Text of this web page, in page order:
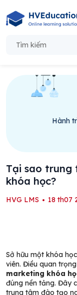
Hành
Tại sao trung
khóa học?
HVG LMS 18 th07
Sở hữu một khóa
viên. Điều quan
marketing khóa
đúng nền tảng. Đây
trung tâm đào tạo